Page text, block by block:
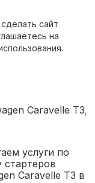
сайт
на
T3,
Caravelle T3,
услуги по
стартеров
Caravelle T3 в